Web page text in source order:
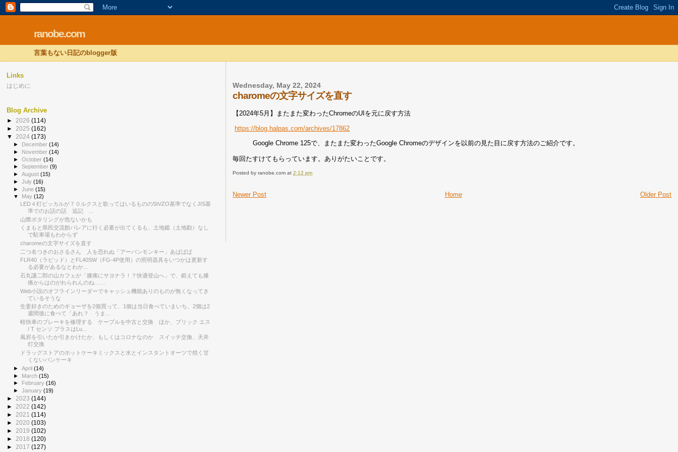
ranobe.com
言葉もない日記のblogger版
Wednesday, May 22, 2024
charomeの文字サイズを直す
【2024年5月】またまた変わったChromeのUIを元に戻す方法
https://blog.halpas.com/archives/17862
Google Chrome 125で、またまた変わったGoogle Chromeのデザインを以前の見た目に戻す方法のご紹介です。
毎回たすけてもらっています。ありがたいことです。
Posted byranobe.com at2:12 pm
Newer Post Older Post
Home
Links
はじめに
Blog Archive
► 2026 (114)
► 2025 (162)
▼ 2024 (173)
► December(14)
► November(14)
►October(14)
►September(9)
►August(15)
►July(16)
►June(15)
▼
May(12)
LED４灯ピッカルが７０ルクスと歌ってはいるもののStVZO基準でなくJIS基
準でのお話の話 追記 ...
山際ポタリングが危ないかも
くまもと県民交流館パレアに行く必要が出てくるも、土地鑑（土地勘）なし
で駐車場もわからず
charomeの文字サイズを直す
二つ名つきのおさるさん 人を恐れぬ「アーバンモンキー」あばばば
FLR40（ラピッド）とFL40SW（FG-4P使用）の照明器具をいつかは更新す
る必要があるなとわか...
石丸謙二郎の山カフェが「膝痛にサヨナラ！？快適登山へ」で、鍛えても膝
痛からはのがれられんのね……
Web小説のオフラインリーダーでキャッシュ機能ありのものが無くなってき
ているそうな
生姜好きのためのギョーザを2個買って、1個は当日食べていまいち、2個は2
週間後に食べて「あれ？ うま...
軽快車のブレーキを修理する ケーブルを中古と交換 ほか、ブリック エス
/ T センソ プラスはLu...
風邪を引いたか引きかけたか、もしくはコロナなのか スイッチ交換、天井
灯交換
ドラッグストアのホットケーキミックスと水とインスタントオーツで焼く甘
くないパンケーキ
►April(14)
► March(15)
►
February(16)
►January(19)
► 2023 (144)
► 2022 (142)
► 2021 (114)
► 2020 (103)
► 2019 (102)
► 2018 (120)
► 2017 (127)